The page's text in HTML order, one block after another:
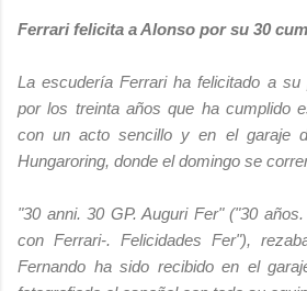
Ferrari felicita a Alonso por su 30
La escudería Ferrari ha felicitado a su
por los treinta años que ha cumplido
con un acto sencillo y en el garaje
Hungaroring, donde el domingo se
"30 anni. 30 GP. Auguri Fer" ("30
con Ferrari-. Felicidades Fer"),
Fernando ha sido recibido en el